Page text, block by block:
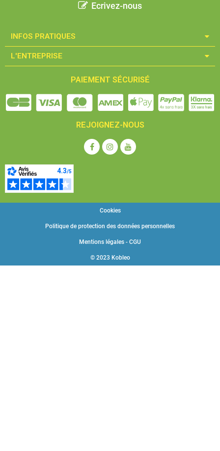
Ecrivez-nous
INFOS PRATIQUES​
L'ENTREPRISE​
PAIEMENT SÉCURISÉ
REJOIGNEZ-NOUS
© 2023 Kobleo
Mentions légales - CGU
Politique de protection des données personnelles
Cookies